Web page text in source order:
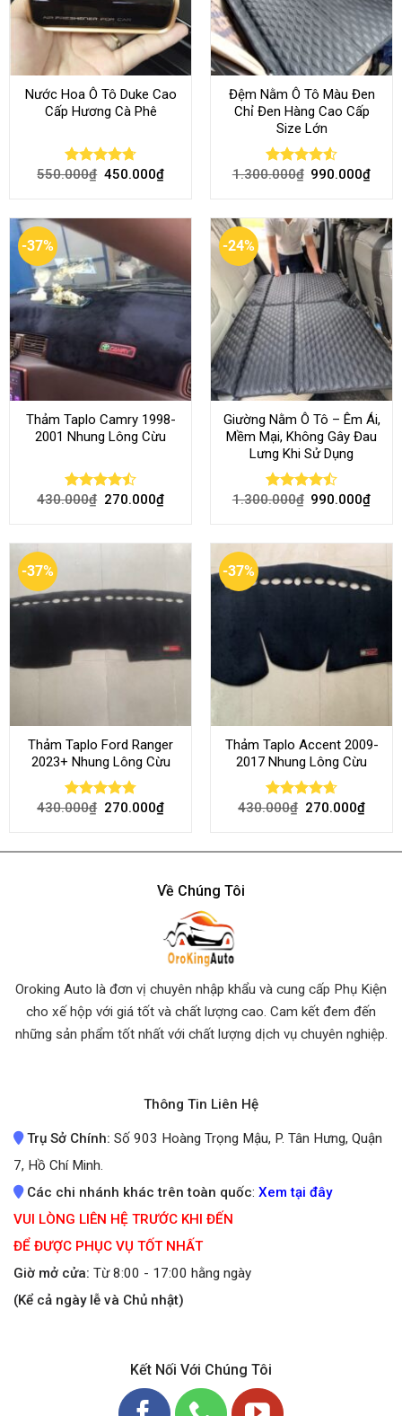
Nước Hoa Ô Tô Duke Cao
Cấp Hương Cà Phê
Rated4.70
550.000₫ 450.000₫
Đệm Nằm Ô Tô Màu Đen
Chỉ Đen Hàng Cao Cấp
Size Lớn
Rated 4.54
1.300.000₫ 990.000₫
-37%
Thảm Taplo Camry 1998-
2001 Nhung Lông Cừu
Rated
430.000₫ 270.000₫
-24%
Giường Nằm Ô Tô – Êm Ái,
Mềm Mại, Không Gây Đau
Lưng Khi Sử Dụng
Rated
1.300.000₫ 990.000₫
-37%
Thảm Taplo Ford Ranger
2023+ Nhung Lông Cừu
Rated 4.80
430.000₫ 270.000₫
-37%
Thảm Taplo Accent 2009-
2017 Nhung Lông Cừu
Rated 4.64
430.000₫ 270.000₫
Về Chúng Tôi
Oroking Auto là đơn vị chuyên nhập khẩu và cung cấp Phụ Kiện
cho xế hộp với giá tốt và chất lượng cao. Cam kết đem đến
những sản phẩm tốt nhất với chất lượng dịch vụ chuyên nghiệp.
Thông Tin Liên Hệ
Trụ Sở Chính: Số 903 Hoàng Trọng Mậu, P. Tân Hưng, Quận
7, Hồ Chí Minh.
Các chi nhánh khác trên toàn quốc: Xem tại đây
VUI LÒNG LIÊN HỆ TRƯỚC KHI ĐẾN
ĐỂ ĐƯỢC PHỤC VỤ TỐT NHẤT
Giờ mở cửa: Từ 8:00 - 17:00 hằng ngày
(Kể cả ngày lễ và Chủ nhật)
Kết Nối Với Chúng Tôi